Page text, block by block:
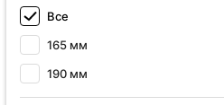
Все
165 мм
190 мм